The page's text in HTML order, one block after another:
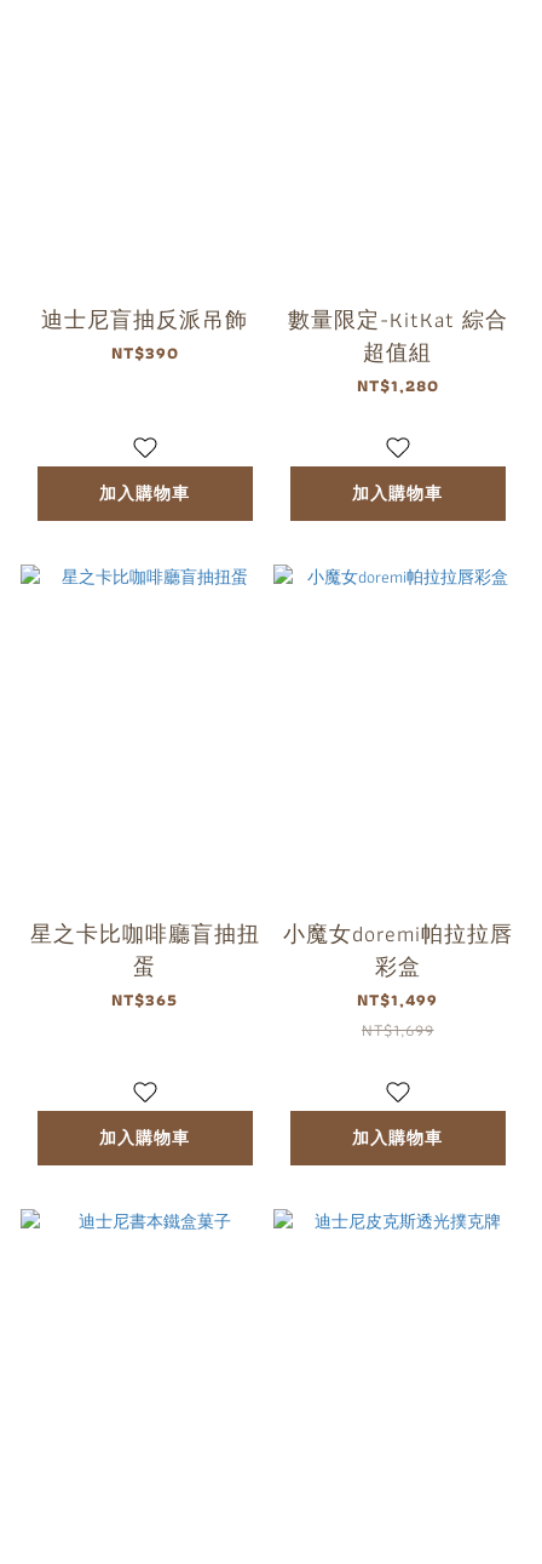
迪士尼盲抽反派吊飾
NT$390
加入購物車
數量限定-KitKat 綜合
超值組
NT$1,280
加入購物車
星之卡比咖啡廳盲抽扭
蛋
NT$365
加入購物車
小魔女doremi帕拉拉唇
彩盒
NT$1,499
NT$1,699
加入購物車